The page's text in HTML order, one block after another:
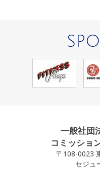
一般社団
コミッショ
〒108-0023
セジュ